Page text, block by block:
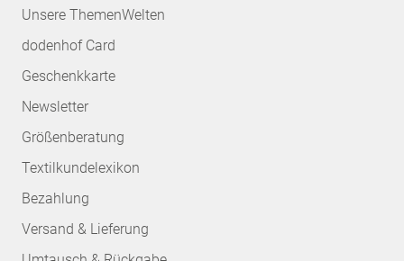
Unsere ThemenWelten
dodenhof Card
Geschenkkarte
Newsletter
Größenberatung
Textilkundelexikon
Bezahlung
Versand & Lieferung